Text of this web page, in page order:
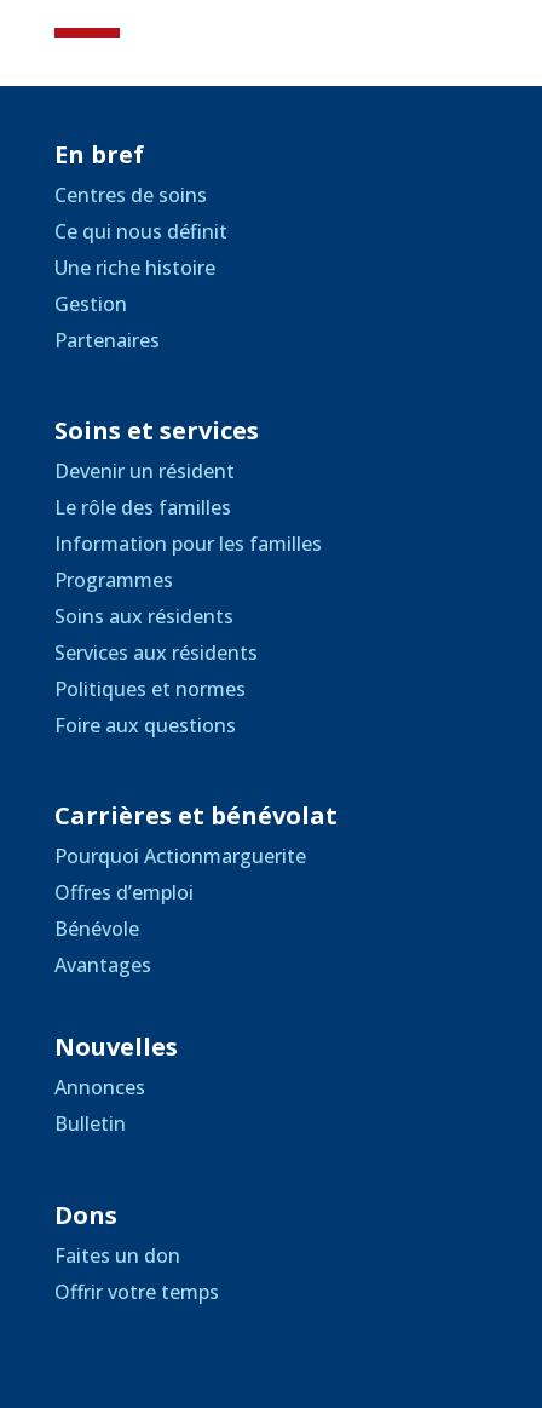
En bref
Centres de soins
Ce qui nous définit
Une riche histoire
Gestion
Partenaires
Soins et services
Devenir un résident
Le rôle des familles
Information pour les familles
Programmes
Soins aux résidents
Services aux résidents
Politiques et normes
Foire aux questions
Carrières et bénévolat
Pourquoi Actionmarguerite
Offres d’emploi
Bénévole
Avantages
Nouvelles
Annonces
Bulletin
Dons
Faites un don
Offrir votre temps